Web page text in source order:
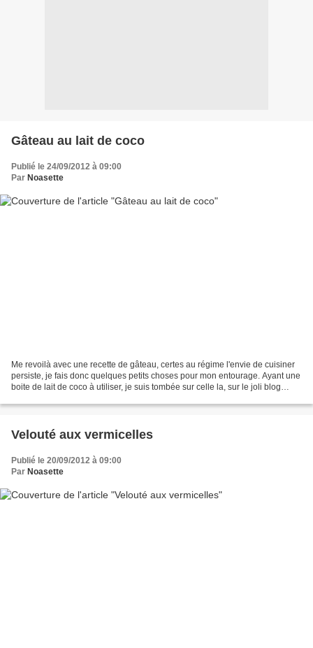
Gâteau au lait de coco
Publié le 24/09/2012 à 09:00
Par Noasette
Me revoilà avec une recette de gâteau, certes au régime l'envie de cuisiner
persiste, je fais donc quelques petits choses pour mon entourage. Ayant une
boite de lait de coco à utiliser, je suis tombée sur celle la, sur le joli blog
Velouté aux vermicelles
Publié le 20/09/2012 à 09:00
Par Noasette